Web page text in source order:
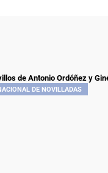
DE NOVILLADAS